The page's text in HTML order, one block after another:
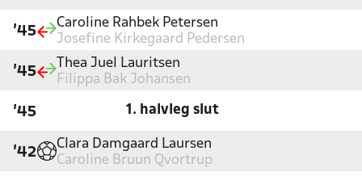
'45
Caroline Rahbek Petersen
Josefine Kirkegaard Pedersen
'45
Thea Juel Lauritsen
Filippa Bak Johansen
'45 1. halvleg slut
'42
Clara Damgaard Laursen
Caroline Bruun Qvortrup